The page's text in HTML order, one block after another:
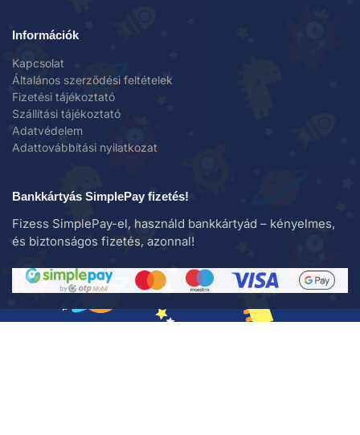
Információk
Kapcsolat
Általános szerződési feltételek
Fizetési tájékoztató
Szállítási tájékoztató
Adatvédelem
Adattovábbítási nyilatkozat
Bankkártyás SimplePay fizetés!
Fizess SimplePay-el, használd bankkártyád – kényelmes,
és biztonságos fizetés, azonnal!